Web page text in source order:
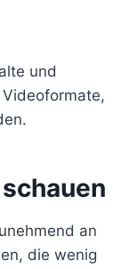
und
an
die wenig